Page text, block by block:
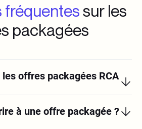
fréquentessur les
packagées
offres packagées RCA
à une offre packagée ?